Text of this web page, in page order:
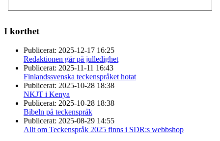
I korthet
Publicerat: 2025-12-17 16:25
Redaktionen går på julledighet
Publicerat: 2025-11-11 16:43
Finlandssvenska teckenspråket hotat
Publicerat: 2025-10-28 18:38
NKJT i Kenya
Publicerat: 2025-10-28 18:38
Bibeln på teckenspråk
Publicerat: 2025-08-29 14:55
Allt om Teckenspråk 2025 finns i SDR:s webbshop